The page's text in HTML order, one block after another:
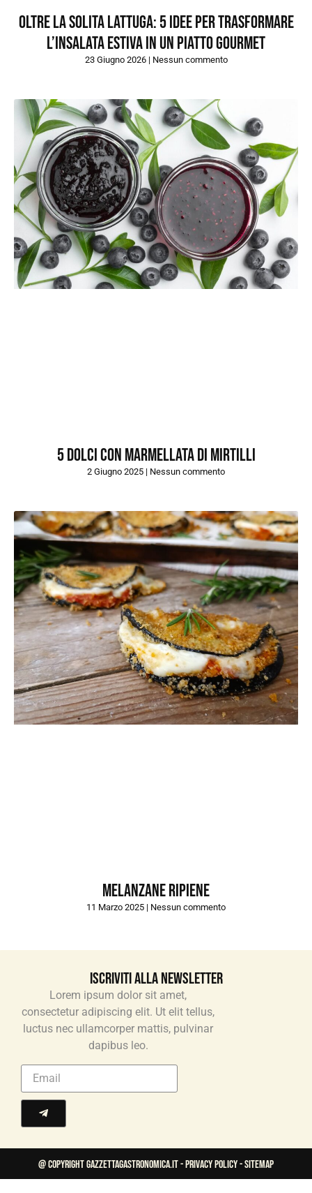
Oltre la solita lattuga: 5 idee per trasformare
l’insalata estiva in un piatto gourmet
23 Giugno 2026 Nessun commento
5 dolci con marmellata di mirtilli
2 Giugno 2025 Nessun commento
Melanzane ripiene
11 Marzo 2025 Nessun commento
Iscriviti alla newsletter
Lorem ipsum dolor sit amet,
consectetur adipiscing elit. Ut elit tellus,
luctus nec ullamcorper mattis, pulvinar
dapibus leo.
@ Copyright gazzettagastronomica.it -Privacy Policy- Sitemap